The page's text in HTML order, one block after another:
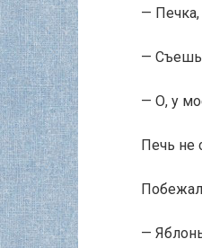
— Печка,
— Съешь
— О, у
Печь не
—